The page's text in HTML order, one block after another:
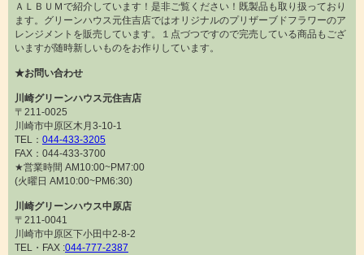
ＡＬＢＵＭで紹介しています！是非ご覧ください！既製品も取り扱っており
ます。グリーンハウス元住吉店ではオリジナルのプリザーブドフラワーのア
レンジメントを販売しています。１点づつですので完売している商品もござ
いますが随時新しいものをお作りしています。
★お問い合わせ
川崎グリーンハウス元住吉店
〒211-0025
川崎市中原区木月3-10-1
TEL： 044-433-3205
FAX：044-433-3700
★営業時間 AM10:00~PM7:00
(火曜日 AM10:00~PM6:30)
川崎グリーンハウス中原店
〒211-0041
川崎市中原区下小田中2-8-2
TEL・FAX :044-777-2387